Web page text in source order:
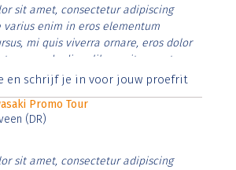
sit amet, consectetur adipiscing
varius enim in eros elementum
mi quis viverra ornare, eros dolor
commodo diam libero vitae erat.
nibh et justo cursus id rutrum lorem
en schrijf je in voor jouw proefrit
Promo Tour
(DR)
sit amet, consectetur adipiscing